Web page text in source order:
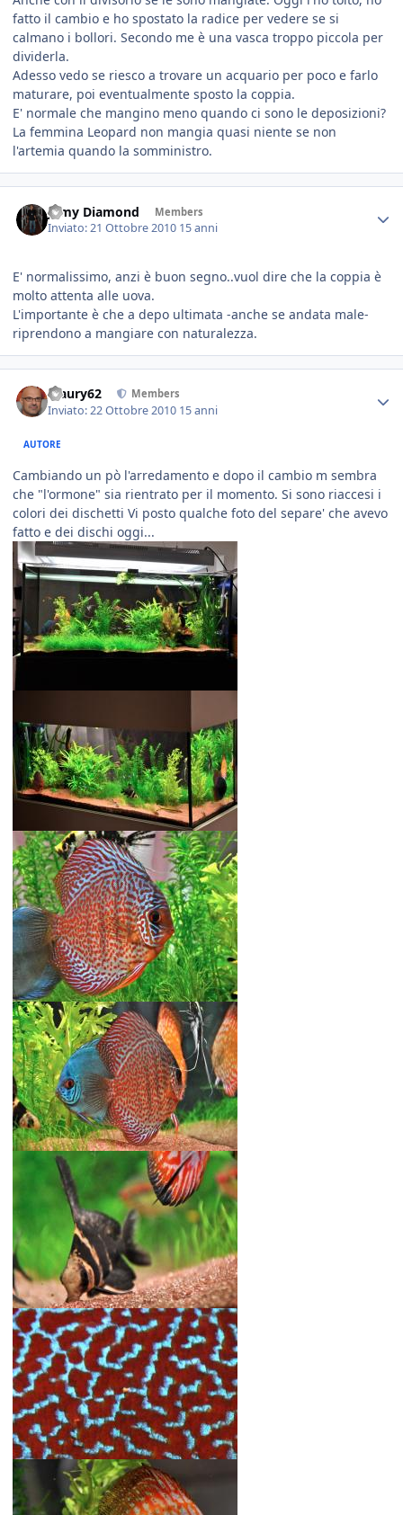
fatto il cambio e ho spostato la radice per vedere se si
calmano i bollori. Secondo me è una vasca troppo piccola per
dividerla.
Adesso vedo se riesco a trovare un acquario per poco e farlo
maturare, poi eventualmente sposto la coppia.
E' normale che mangino meno quando ci sono le deposizioni?
La femmina Leopard non mangia quasi niente se non
l'artemia quando la somministro.
Jamy Diamond Members
Inviato:21 Ottobre 2010 15 anni
E' normalissimo, anzi è buon segno..vuol dire che la coppia è
molto attenta alle uova.
L'importante è che a depo ultimata -anche se andata male-
riprendono a mangiare con naturalezza.
Maury62 Members
Inviato:22 Ottobre 2010 15 anni
AUTORE
Cambiando un pò l'arredamento e dopo il cambio m sembra
che "l'ormone" sia rientrato per il momento. Si sono riaccesi i
colori dei dischetti Vi posto qualche foto del separe' che avevo
fatto e dei dischi oggi...